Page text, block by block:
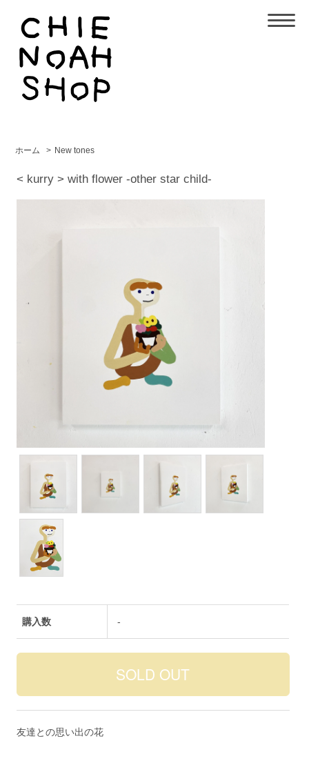
ホーム > New tones
< kurry > with flower -other star child-
購入数 -
友達との思い出の花